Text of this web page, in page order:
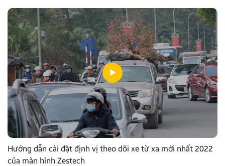
Hướng dẫn cài đặt định vị theo dõi xe từ xa mới nhất 2022
của màn hình Zestech